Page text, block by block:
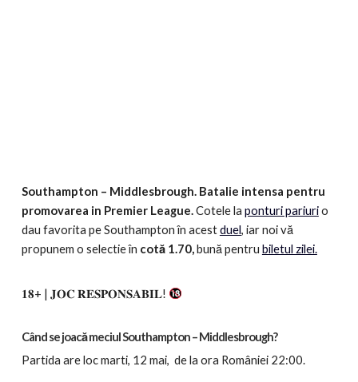
Southampton – Middlesbrough. Batalie intensa pentru
promovarea in Premier League.Cotele la ponturi pariurio
dau favorita pe Southampton în acestduel, iar noi vă
propunem o selectie în cotă 1.70,bună pentru biletul zilei.
𝟏𝟖+ | 𝐉𝐎𝐂 𝐑𝐄𝐒𝐏𝐎𝐍𝐒𝐀𝐁𝐈𝐋!
Când se joacă meciul Southampton – Middlesbrough?
Partida are loc marti, 12 mai, de la ora României 22:00.